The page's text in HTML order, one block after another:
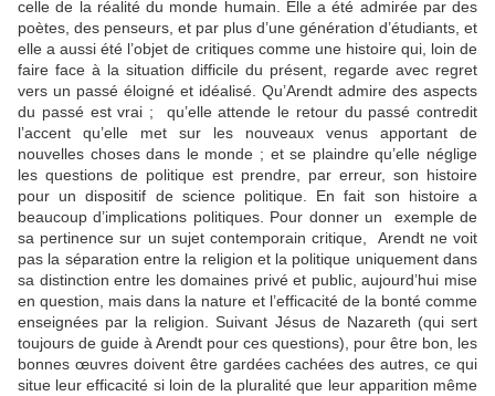
celle de la réalité du monde humain. Elle a été admirée par des
poètes, des penseurs, et par plus d’une génération d’étudiants, et
elle a aussi été l’objet de critiques comme une histoire qui, loin de
faire face à la situation difficile du présent, regarde avec regret
vers un passé éloigné et idéalisé. Qu’Arendt admire des aspects
du passé est vrai ; qu’elle attende le retour du passé contredit
l’accent qu’elle met sur les nouveaux venus apportant de
nouvelles choses dans le monde ; et se plaindre qu’elle néglige
les questions de politique est prendre, par erreur, son histoire
pour un dispositif de science politique. En fait son histoire a
beaucoup d’implications politiques. Pour donner un exemple de
sa pertinence sur un sujet contemporain critique, Arendt ne voit
pas la séparation entre la religion et la politique uniquement dans
sa distinction entre les domaines privé et public, aujourd’hui mise
en question, mais dans la nature et l’efficacité de la bonté comme
enseignées par la religion. Suivant Jésus de Nazareth (qui sert
toujours de guide à Arendt pour ces questions), pour être bon, les
bonnes œuvres doivent être gardées cachées des autres, ce qui
situe leur efficacité si loin de la pluralité que leur apparition même